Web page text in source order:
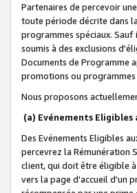
Partenaires de percevoir
toute période décrite dans
programmes spéciaux.
soumis à des exclusions
Documents de Programme
promotions ou programmes
Nous proposons
(a) Evénements Eligibles
Des Evénements Eligibles
percevrez la Rémunération
client, qui doit être éligible à
vers la page d'accueil d'un